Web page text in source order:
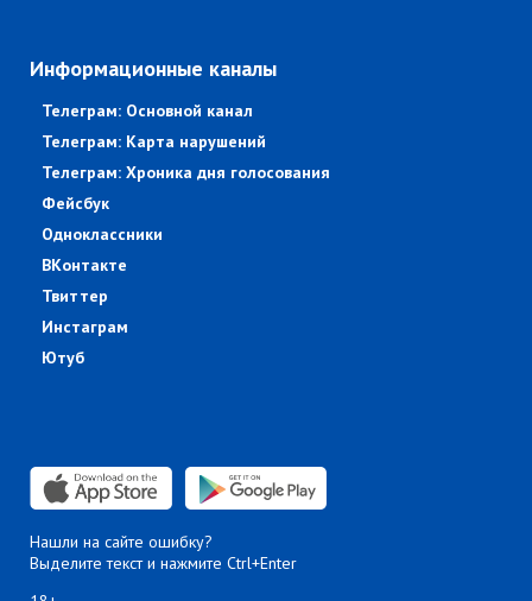
Информационные каналы
Телеграм: Основной канал
Телеграм: Карта нарушений
Телеграм: Хроника дня голосования
Фейсбук
Одноклассники
ВКонтакте
Твиттер
Инстаграм
Ютуб
Нашли на сайте ошибку?
Выделите текст и нажмите Ctrl+Enter